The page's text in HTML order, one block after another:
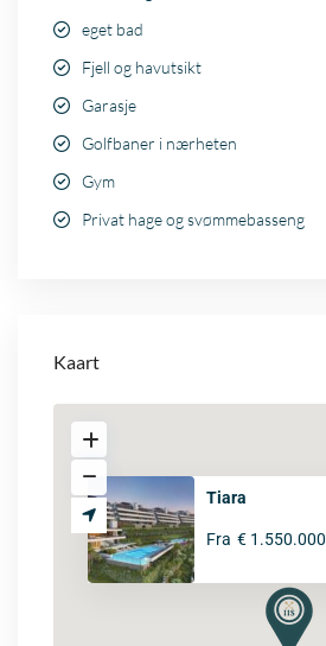
eget bad
Fjell og havutsikt
Garasje
Golfbaner i nærheten
Gym
Privat hage og svømmebasseng
Kaart
Tiara
Fra € 1.550.000